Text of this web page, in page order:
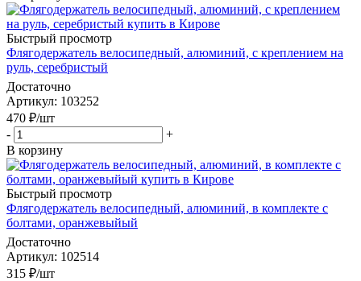
Быстрый просмотр
Флягодержатель велосипедный, алюминий, с креплением на
руль, серебристый
Достаточно
Артикул: 103252
470 ₽/шт
-
+
В корзину
Быстрый просмотр
Флягодержатель велосипедный, алюминий, в комплекте с
болтами, оранжевыйый
Достаточно
Артикул: 102514
315 ₽/шт